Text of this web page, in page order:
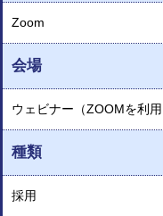
Zoom
会場
ウェビナー（ZOOMを利
種類
採用